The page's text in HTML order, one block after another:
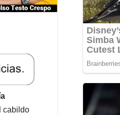
cabildo